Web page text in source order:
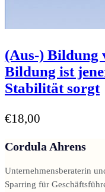
(Aus-) Bildung
Bildung ist
Stabilität sorgt
€18,00
Cordula Ahrens
Unternehmensberaterin
Sparring für